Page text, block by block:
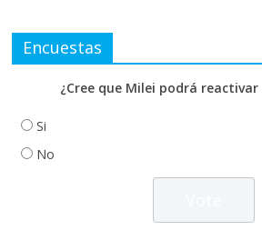
Encuestas
¿Cree que Milei podrá
Si
No